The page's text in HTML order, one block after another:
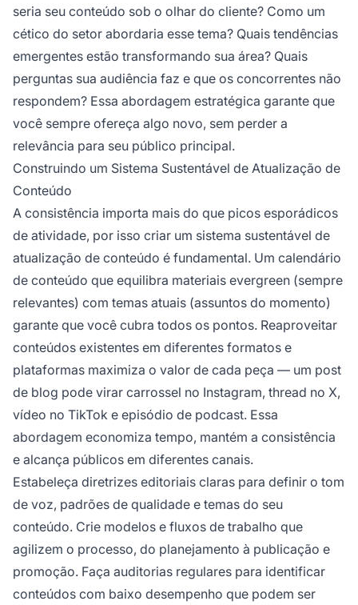
seria seu conteúdo sob o olhar do cliente? Como um
cético do setor abordaria esse tema? Quais tendências
emergentes estão transformando sua área? Quais
perguntas sua audiência faz e que os concorrentes não
respondem? Essa abordagem estratégica garante que
você sempre ofereça algo novo, sem perder a
relevância para seu público principal.
Construindo um Sistema Sustentável de Atualização de
Conteúdo
A consistência importa mais do que picos esporádicos
de atividade, por isso criar um sistema sustentável de
atualização de conteúdo é fundamental. Um calendário
de conteúdo que equilibra materiais evergreen (sempre
relevantes) com temas atuais (assuntos do momento)
garante que você cubra todos os pontos. Reaproveitar
conteúdos existentes em diferentes formatos e
plataformas maximiza o valor de cada peça — um post
de blog pode virar carrossel no Instagram, thread no X,
vídeo no TikTok e episódio de podcast. Essa
abordagem economiza tempo, mantém a consistência
e alcança públicos em diferentes canais.
Estabeleça diretrizes editoriais claras para definir o tom
de voz, padrões de qualidade e temas do seu
conteúdo. Crie modelos e fluxos de trabalho que
agilizem o processo, do planejamento à publicação e
promoção. Faça auditorias regulares para identificar
conteúdos com baixo desempenho que podem ser